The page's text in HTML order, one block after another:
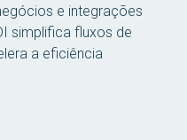
e integrações
simplifica fluxos de
a eficiência